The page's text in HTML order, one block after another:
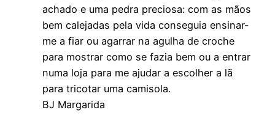
achado e uma pedra preciosa: com as mãos
bem calejadas pela vida conseguia ensinar-
me a fiar ou agarrar na agulha de croche
para mostrar como se fazia bem ou a entrar
numa loja para me ajudar a escolher a lã
para tricotar uma camisola.
BJ Margarida